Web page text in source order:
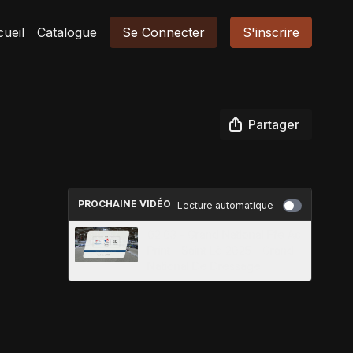
Catalogue Se Connecter S'inscrire
Partager
PROCHAINE VIDÉO Lecture automatique